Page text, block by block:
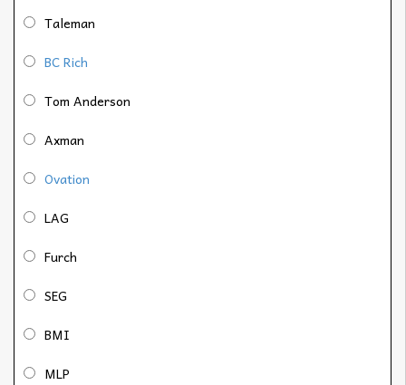
Taleman
BC Rich
Tom Anderson
Axman
Ovation
LAG
Furch
SEG
BMI
MLP